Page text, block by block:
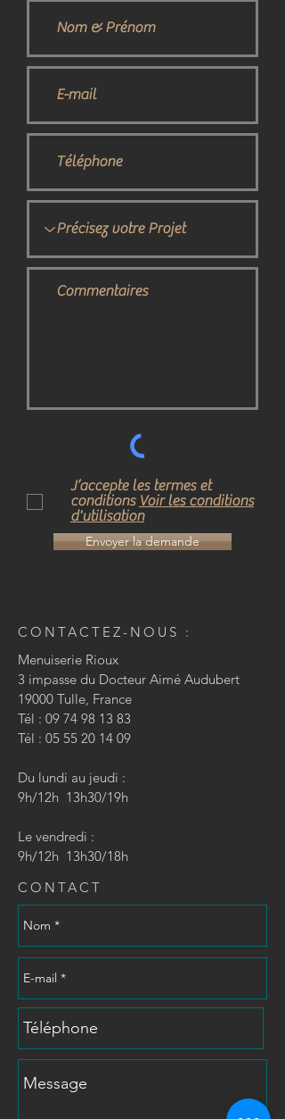
J’accepte les termes et
conditions Voir les conditions
d'utilisation
Envoyer la demande
CONTACTEZ-NOUS :
Menuiserie Rioux
3 impasse du Docteur Aimé Audubert
19000 Tulle, France
Tél : 09 74 98 13 83
Tél : 05 55 20 14 09
Du lundi au jeudi :
9h/12h 13h30/19h
Le vendredi :
9h/12h 13h30/18h
CONTACT